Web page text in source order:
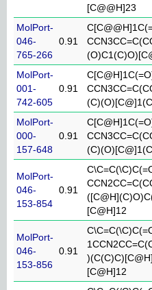
[C@@H]23
MolPort-
046-
765-266
0.91
MolPort-
001-
742-605
0.91
MolPort-
000-
157-648
0.91
MolPort-
046-
153-854
0.91
[C@H]12
MolPort-
046-
153-856
0.91
[C@H]12